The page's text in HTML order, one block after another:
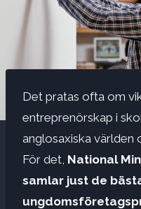
Det pratas ofta om
entreprenörskap i
anglosaxiska världen
För det, National
samlar just de